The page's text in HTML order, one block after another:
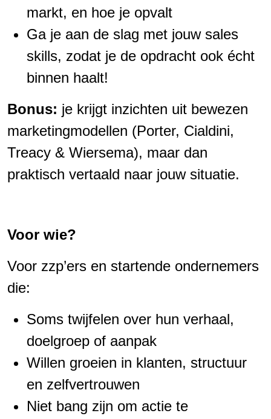
markt, en hoe je opvalt
Ga je aan de slag met jouw sales
skills, zodat je de opdracht ook écht
binnen haalt!
Bonus: je krijgt inzichten uit bewezen
marketingmodellen (Porter, Cialdini,
Treacy & Wiersema), maar dan
praktisch vertaald naar jouw situatie.
Voor wie?
Voor zzp’ers en startende ondernemers
die:
Soms twijfelen over hun verhaal,
doelgroep of aanpak
Willen groeien in klanten, structuur
en zelfvertrouwen
Niet bang zijn om actie te